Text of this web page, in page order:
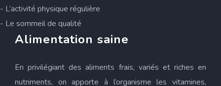
- L’activité physique régulière
- Le sommeil de qualité
Alimentation saine
En privilégiant des aliments frais, variés et riches en
nutriments, on apporte à l’organisme les vitamines,